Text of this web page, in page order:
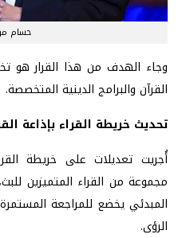
حسام
وجاء الهدف من هذا القرار هو
القرآن والبرامج الدينية المتخصصة.
تحديث خريطة القراء بإذاعة
أُجريت تعديلات على خريطة
مجموعة من القراء المتميزين
المبدئي يخضع للمراجعة
الرؤى.